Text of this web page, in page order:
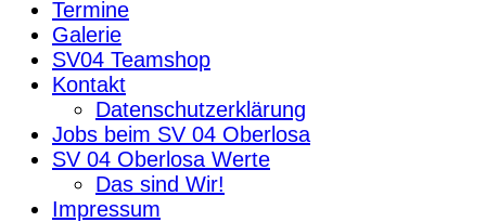
Termine
Galerie
SV04 Teamshop
Kontakt
Datenschutzerklärung
Jobs beim SV 04 Oberlosa
SV 04 Oberlosa Werte
Das sind Wir!
Impressum